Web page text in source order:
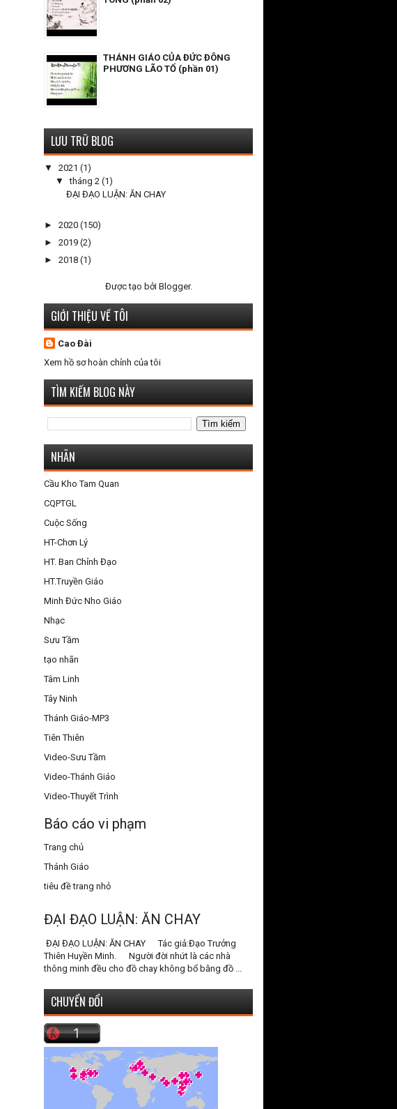
THÁNH GIÁO CỦA ĐỨC ĐÔNG
PHƯƠNG LÃO TỔ (phần 01)
LƯU TRỮ BLOG
▼ 2021 (1)
▼tháng 2 (1)
ĐẠI ĐẠO LUẬN: ĂN CHAY
► 2020 (150)
► 2019 (2)
► 2018 (1)
Được tạo bởi Blogger.
GIỚI THIỆU VỀ TÔI
Cao Đài
Xem hồ sơ hoàn chỉnh của tôi
TÌM KIẾM BLOG NÀY
NHÃN
Cầu Kho Tam Quan
CQPTGL
Cuộc Sống
HT-Chơn Lý
HT. Ban Chỉnh Đạo
HT.Truyền Giáo
Minh Đức Nho Giáo
Nhạc
Sưu Tầm
tạo nhãn
Tâm Linh
Tây Ninh
Thánh Giáo-MP3
Tiên Thiên
Video-Sưu Tầm
Video-Thánh Giáo
Video-Thuyết Trình
Báo cáo vi phạm
Trang chủ
Thánh Giáo
tiêu đề trang nhỏ
ĐẠI ĐẠO LUẬN: ĂN CHAY
ĐẠI ĐẠO LUẬN: ĂN CHAY Tác giả:Đạo Trưởng
Thiên Huyền Minh. Người đời nhứt là các nhà
thông minh đều cho đồ chay không bổ bằng đồ ...
CHUYỂN ĐỔI